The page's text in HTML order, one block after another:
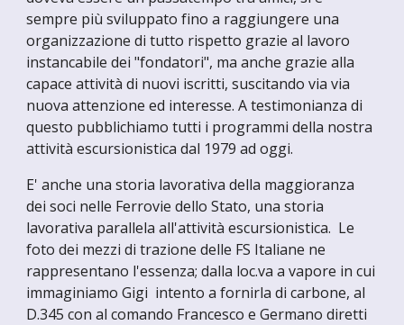
sempre più sviluppato fino a raggiungere una
organizzazione di tutto rispetto grazie al lavoro
instancabile dei "fondatori", ma anche grazie alla
capace attività di nuovi iscritti, suscitando via via
nuova attenzione ed interesse. A testimonianza di
questo pubblichiamo tutti i programmi della nostra
attività escursionistica dal 1979 ad oggi.
E' anche una storia lavorativa della maggioranza
dei soci nelle Ferrovie dello Stato, una storia
lavorativa parallela all'attività escursionistica. Le
foto dei mezzi di trazione delle FS Italiane ne
rappresentano l'essenza; dalla loc.va a vapore in cui
immaginiamo Gigi intento a fornirla di carbone, al
D.345 con al comando Francesco e Germano diretti